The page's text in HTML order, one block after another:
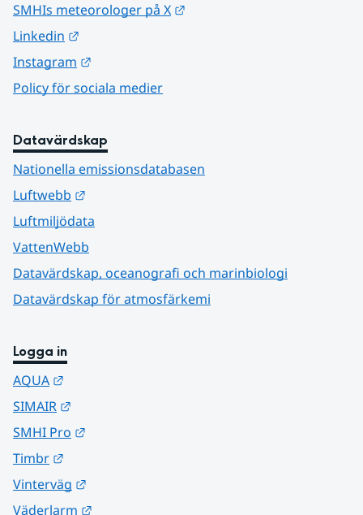
SMHIs meteorologer på X
Linkedin
Instagram
Policy för sociala medier
Datavärdskap
Nationella emissionsdatabasen
Luftwebb
Luftmiljödata
VattenWebb
Datavärdskap, oceanografi och marinbiologi
Datavärdskap för atmosfärkemi
Logga in
AQUA
SIMAIR
SMHI Pro
Timbr
Vinterväg
Väderlarm